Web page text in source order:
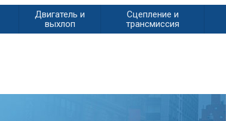
Двигатель и
выхлоп
Сцепление и
трансмиссия